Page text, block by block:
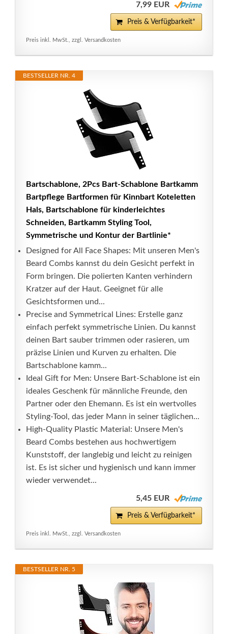
7,99 EUR
Preis & Verfügbarkeit*
Preis inkl. MwSt., zzgl. Versandkosten
BESTSELLER NR. 4
Bartschablone, 2Pcs Bart-Schablone Bartkamm
Bartpflege Bartformen für Kinnbart Koteletten
Hals, Bartschablone für kinderleichtes
Schneiden, Bartkamm Styling Tool,
Symmetrische und Kontur der Bartlinie*
Designed for All Face Shapes: Mit unseren Men's
Beard Combs kannst du dein Gesicht perfekt in
Form bringen. Die polierten Kanten verhindern
Kratzer auf der Haut. Geeignet für alle
Gesichtsformen und...
Precise and Symmetrical Lines: Erstelle ganz
einfach perfekt symmetrische Linien. Du kannst
deinen Bart sauber trimmen oder rasieren, um
präzise Linien und Kurven zu erhalten. Die
Bartschablone kamm...
Ideal Gift for Men: Unsere Bart-Schablone ist ein
ideales Geschenk für männliche Freunde, den
Partner oder den Ehemann. Es ist ein wertvolles
Styling-Tool, das jeder Mann in seiner täglichen...
High-Quality Plastic Material: Unsere Men's
Beard Combs bestehen aus hochwertigem
Kunststoff, der langlebig und leicht zu reinigen
ist. Es ist sicher und hygienisch und kann immer
wieder verwendet...
5,45 EUR
Preis & Verfügbarkeit*
Preis inkl. MwSt., zzgl. Versandkosten
BESTSELLER NR. 5